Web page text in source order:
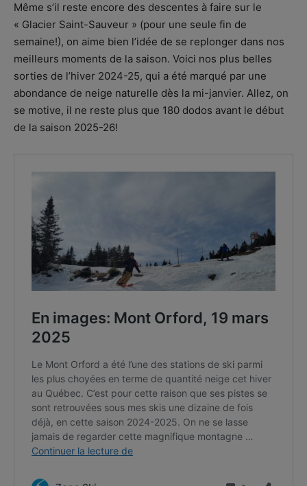
Même s’il reste encore des descentes à faire sur le
« Glacier Saint-Sauveur » (pour une seule fin de
semaine!), on aime bien l’idée de se replonger dans nos
meilleurs moments de la saison. Voici nos plus belles
sorties de l’hiver 2024-25, qui a été marqué par une
abondance de neige naturelle dès la mi-janvier. Allez, on
se motive, il ne reste plus que 180 dodos avant le début
de la saison 2025-26!